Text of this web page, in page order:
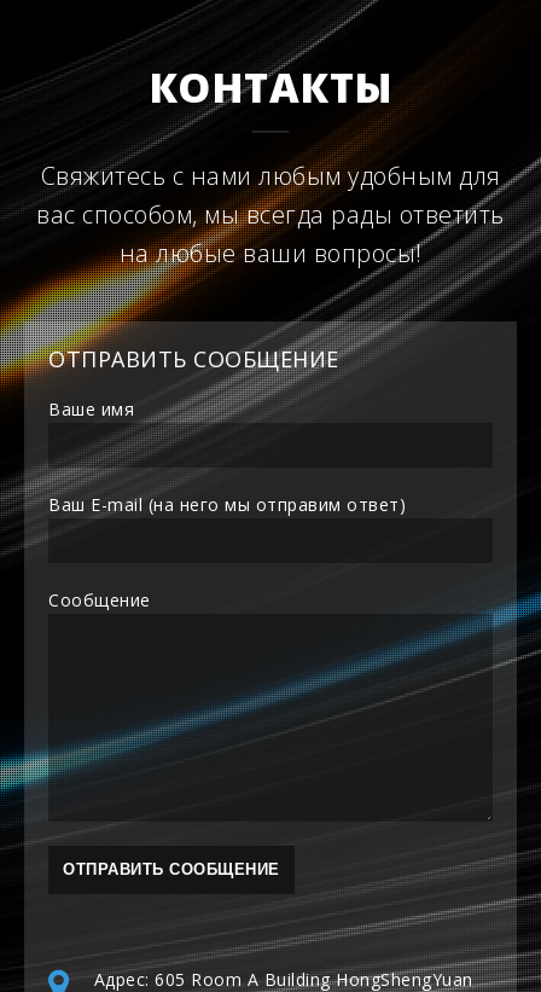
КОНТАКТЫ
Свяжитесь с нами любым удобным для
вас способом, мы всегда рады ответить
на любые ваши вопросы!
ОТПРАВИТЬ СООБЩЕНИЕ
Ваше имя
Ваш E-mail (на него мы отправим ответ)
Сообщение
Адрес: 605 Room A Building HongShengYuan